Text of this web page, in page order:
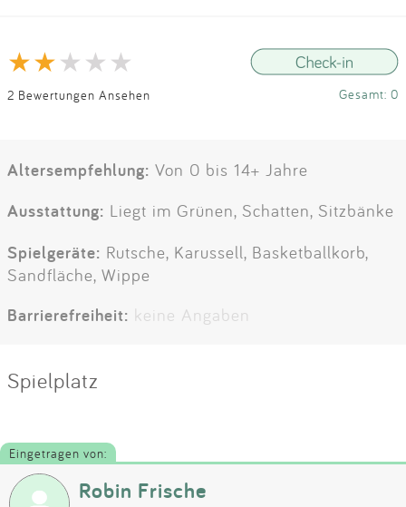
2 Bewertungen Ansehen Gesamt: 0
Altersempfehlung: Von 0 bis 14+ Jahre
Ausstattung: Liegt im Grünen, Schatten, Sitzbänke
Spielgeräte: Rutsche, Karussell, Basketballkorb,
Sandfläche, Wippe
Barrierefreiheit: keine Angaben
Spielplatz
Eingetragen von:
Robin Frische